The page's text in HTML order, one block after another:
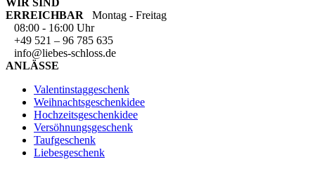
WIR SIND
ERREICHBAR
Montag - Freitag
08:00 - 16:00 Uhr
+49 521 – 96 785 635
info@liebes-schloss.de
ANLÄSSE
Valentinstaggeschenk
Weihnachtsgeschenkidee
Hochzeitsgeschenkidee
Versöhnungsgeschenk
Taufgeschenk
Liebesgeschenk